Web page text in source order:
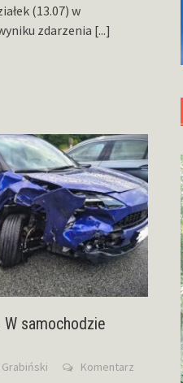
(13.07) w
zdarzenia [...]
samochodzie
Komentarz